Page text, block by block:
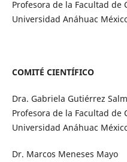
Profesora de la Facultad de
Universidad Anáhuac
COMITÉ CIENTÍFICO
Dra. Gabriela Gutiérrez
Profesora de la Facultad de
Universidad Anáhuac
Dr. Marcos Meneses Mayo